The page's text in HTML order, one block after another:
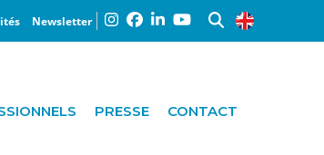
Newsletter
PRESSE CONTACT